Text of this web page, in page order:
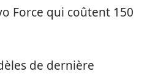
Force qui coûtent 150
de dernière